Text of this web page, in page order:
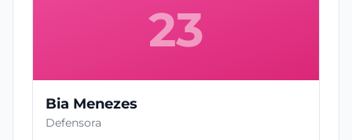
23
Bia Menezes
Defensora